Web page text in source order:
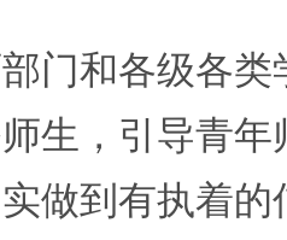
和各级各类
生，引导青
做到有执着